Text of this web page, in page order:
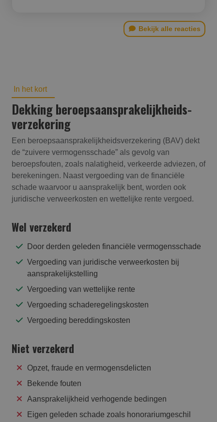
Bekijk alle reacties
In het kort
Dekking beroepsaansprakelijk­heids­
verzekering
Een beroepsaansprakelijkheidsverzekering (BAV) dekt
de “zuivere vermogensschade” als gevolg van
beroepsfouten, zoals nalatigheid, verkeerde adviezen, of
berekeningen. Naast vergoeding van de financiële
schade waarvoor u aansprakelijk bent, worden ook
juridische verweerkosten en wettelijke rente vergoed.
Wel verzekerd
Door derden geleden financiële vermogensschade
Vergoeding van juridische verweerkosten bij
aansprakelijkstelling
Vergoeding van wettelijke rente
Vergoeding schaderegelingskosten
Vergoeding bereddingskosten
Niet verzekerd
Opzet, fraude en vermogensdelicten
Bekende fouten
Aansprakelijkheid verhogende bedingen
Eigen geleden schade zoals honorariumgeschil